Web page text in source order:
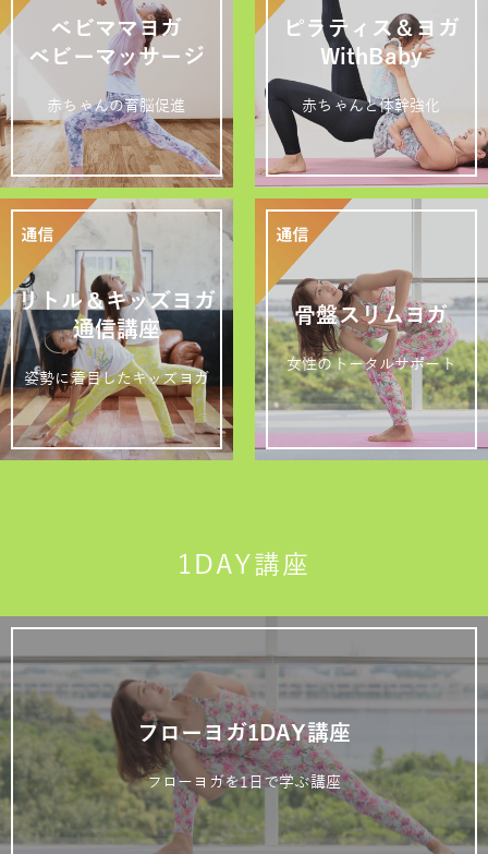
ベビママヨガ
ベビーマッサージ
赤ちゃんの育脳促進
ピラティス＆ヨガ
WithBaby
赤ちゃんと体幹強化
リトル＆キッズヨガ
通信講座
姿勢に着目したキッズヨガ
骨盤スリムヨガ
女性のトータルサポート
1DAY講座
フローヨガ1DAY講座
フローヨガを1日で学ぶ講座